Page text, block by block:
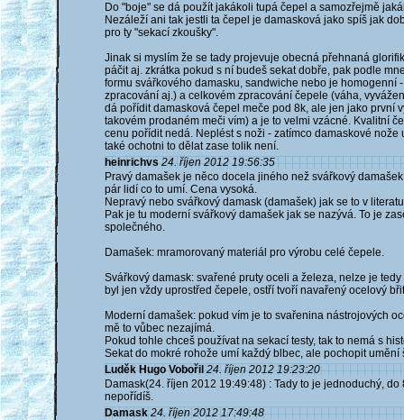
Do "boje" se dá použít jakákoli tupá čepel a samozřejmě
Nezáleží ani tak jestli ta čepel je damasková jako spíš jak
pro ty "sekací zkoušky".
Jinak si myslím že se tady projevuje obecná přehnaná
páčit aj. zkrátka pokud s ní budeš sekat dobře, pak podle
formu svářkového damasku, sandwiche nebo je homogenní
zpracování aj.) a celkovém zpracování čepele (váha,
dá pořídit damasková čepel meče pod 8k, ale jen jako první
takovém prodaném meči vím) a je to velmi vzácné. Kvalitní
cenu pořídit nedá. Neplést s noži - zatímco damaskové
také ochotni to dělat zase tolik není.
heinrichvs 24. říjen 2012 19:56:35
Pravý damašek je něco docela jiného než svářkový
pár lidí co to umí. Cena vysoká.
Nepravý nebo svářkový damask (damašek) jak se to v
Pak je tu moderní svářkový damašek jak se nazývá. To je
společného.
Damašek: mramorovaný materiál pro výrobu celé čepele.
Svářkový damask: svařené pruty oceli a železa, nelze je
byl jen vždy uprostřed čepele, ostří tvoří navařený ocelový
Moderní damašek: pokud vím je to svařenina nástrojových
mě to vůbec nezajímá.
Pokud tohle chceš používat na sekací testy, tak to nemá s
Sekat do mokré rohože umí každý blbec, ale pochopit umění
Luděk Hugo Vobořil 24. říjen 2012 19:23:20
Damask(24. říjen 2012 19:49:48) : Tady to je jednoduchý,
nepořídíš.
Damask 24. říjen 2012 17:49:48